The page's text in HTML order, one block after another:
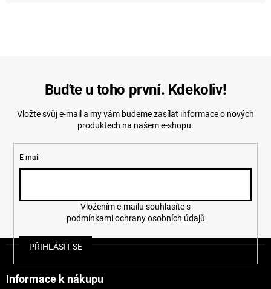
Buďte u toho první. Kdekoliv!
Vložte svůj e-mail a my vám budeme zasílat informace o nových
produktech na našem e-shopu.
E-mail
podmínkami ochrany osobních údajů
PŘIHLÁSIT SE
Informace k nákupu